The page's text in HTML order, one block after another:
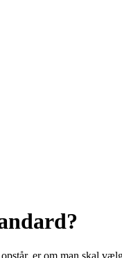
er om man skal